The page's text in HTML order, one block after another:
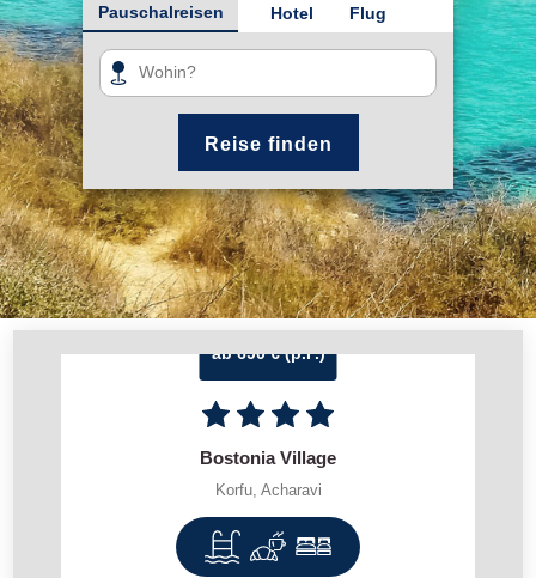
Pauschalreisen Hotel Flug
Reise finden
ab 690 € (p.P.)
Bostonia Village
Korfu, Acharavi